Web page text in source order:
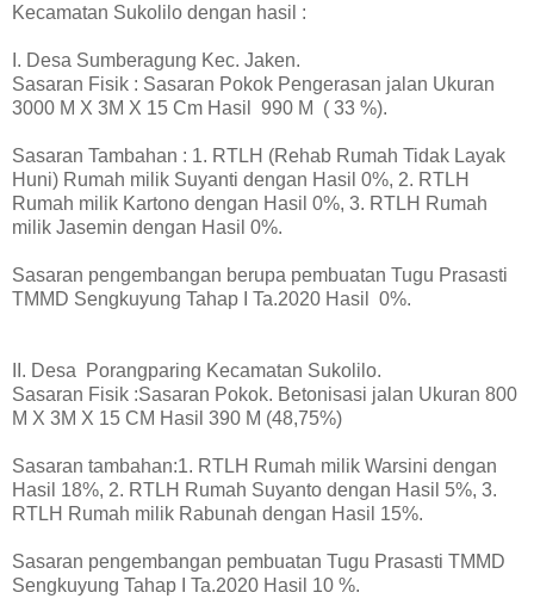
Kecamatan Sukolilo dengan hasil :
I. Desa Sumberagung Kec. Jaken.
Sasaran Fisik : Sasaran Pokok Pengerasan jalan Ukuran
3000 M X 3M X 15 Cm Hasil 990 M ( 33 %).
Sasaran Tambahan : 1. RTLH (Rehab Rumah Tidak Layak
Huni) Rumah milik Suyanti dengan Hasil 0%, 2. RTLH
Rumah milik Kartono dengan Hasil 0%, 3. RTLH Rumah
milik Jasemin dengan Hasil 0%.
Sasaran pengembangan berupa pembuatan Tugu Prasasti
TMMD Sengkuyung Tahap I Ta.2020 Hasil 0%.
II. Desa Porangparing Kecamatan Sukolilo.
Sasaran Fisik :Sasaran Pokok. Betonisasi jalan Ukuran 800
M X 3M X 15 CM Hasil 390 M (48,75%)
Sasaran tambahan:1. RTLH Rumah milik Warsini dengan
Hasil 18%, 2. RTLH Rumah Suyanto dengan Hasil 5%, 3.
RTLH Rumah milik Rabunah dengan Hasil 15%.
Sasaran pengembangan pembuatan Tugu Prasasti TMMD
Sengkuyung Tahap I Ta.2020 Hasil 10 %.